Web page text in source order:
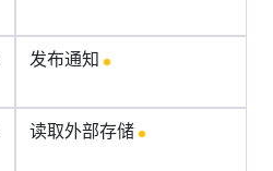
发布通知
读取外部存储